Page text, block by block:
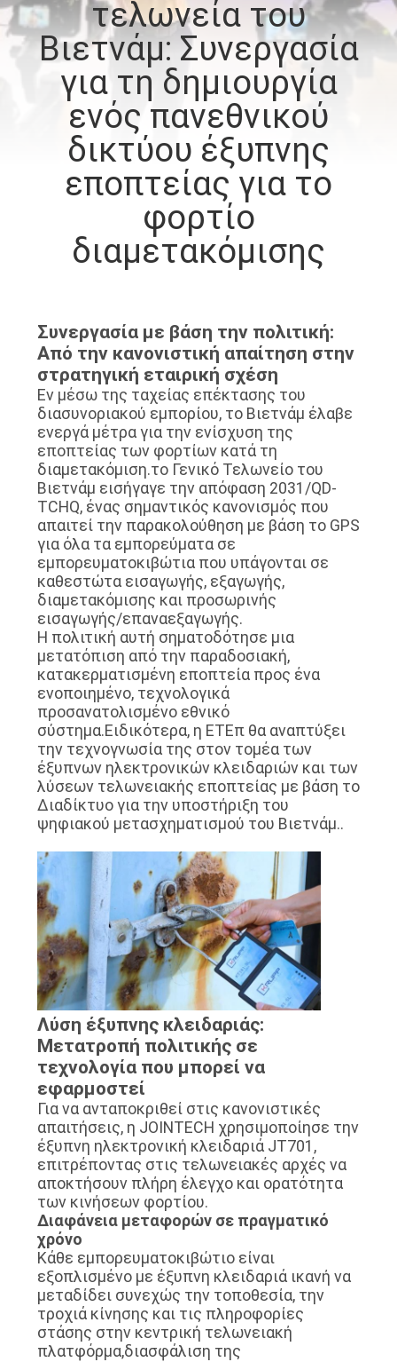
ΕΡΓΟΣΤΑΣΊΩΝ
ΠΟΙΟΤΙΚΌΣ
ΈΛΕΓΧΟΣ
ΕΛΆΤΕ
ΕΠΑΦΉ
ΖΗΤΉΣΤΕ
ΈΝΑ
ΑΠΌΣΠΑΣΜΑ
SITEMAP
PRIVACY
POLICY
τελωνεία του
Βιετνάμ: Συνεργασία
για τη δημιουργία
ενός πανεθνικού
δικτύου έξυπνης
εποπτείας για το
φορτίο
διαμετακόμισης
Συνεργασία με βάση την πολιτική:
Από την κανονιστική απαίτηση στην
στρατηγική εταιρική σχέση
Εν μέσω της ταχείας επέκτασης του
διασυνοριακού εμπορίου, το Βιετνάμ έλαβε
ενεργά μέτρα για την ενίσχυση της
εποπτείας των φορτίων κατά τη
διαμετακόμιση.το Γενικό Τελωνείο του
Βιετνάμ εισήγαγε την απόφαση 2031/QD-
TCHQ, ένας σημαντικός κανονισμός που
απαιτεί την παρακολούθηση με βάση το GPS
για όλα τα εμπορεύματα σε
εμπορευματοκιβώτια που υπάγονται σε
καθεστώτα εισαγωγής, εξαγωγής,
διαμετακόμισης και προσωρινής
εισαγωγής/επαναεξαγωγής.
Η πολιτική αυτή σηματοδότησε μια
μετατόπιση από την παραδοσιακή,
κατακερματισμένη εποπτεία προς ένα
ενοποιημένο, τεχνολογικά
προσανατολισμένο εθνικό
σύστημα.Ειδικότερα, η ΕΤΕπ θα αναπτύξει
την τεχνογνωσία της στον τομέα των
έξυπνων ηλεκτρονικών κλειδαριών και των
λύσεων τελωνειακής εποπτείας με βάση το
Διαδίκτυο για την υποστήριξη του
ψηφιακού μετασχηματισμού του Βιετνάμ..
Λύση έξυπνης κλειδαριάς:
Μετατροπή πολιτικής σε
τεχνολογία που μπορεί να
εφαρμοστεί
Για να ανταποκριθεί στις κανονιστικές
απαιτήσεις, η JOINTECH χρησιμοποίησε την
έξυπνη ηλεκτρονική κλειδαριά JT701,
επιτρέποντας στις τελωνειακές αρχές να
αποκτήσουν πλήρη έλεγχο και ορατότητα
των κινήσεων φορτίου.
Διαφάνεια μεταφορών σε πραγματικό
χρόνο
Κάθε εμπορευματοκιβώτιο είναι
εξοπλισμένο με έξυπνη κλειδαριά ικανή να
μεταδίδει συνεχώς την τοποθεσία, την
τροχιά κίνησης και τις πληροφορίες
στάσης στην κεντρική τελωνειακή
πλατφόρμα,διασφάλιση της